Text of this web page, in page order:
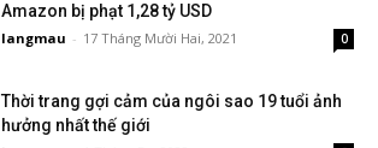
Amazon bị phạt 1,28 tỷ USD
langmau - 17 Tháng Mười Hai, 2021 0
Thời trang gợi cảm của ngôi sao 19 tuổi ảnh
hưởng nhất thế giới